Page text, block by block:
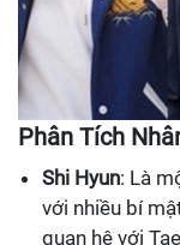
Phân Tích
Shi Hyun: Là
với nhiều bí
quan hệ với